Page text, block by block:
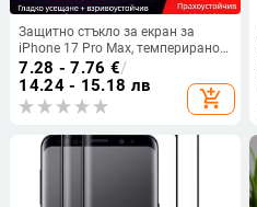
Защитно стъкло за екран за
iPhone 17 Pro Max, темперирано
стъкло, електроплатирано
покритие, изключително
прозрачно, без прах, анти-
оглеждане, анти отпечатъци
7.28 - 7.76 €/
14.24 - 15.18 лв
add_shopping_cart